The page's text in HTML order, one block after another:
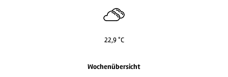
22,9 °C
Wochenübersicht